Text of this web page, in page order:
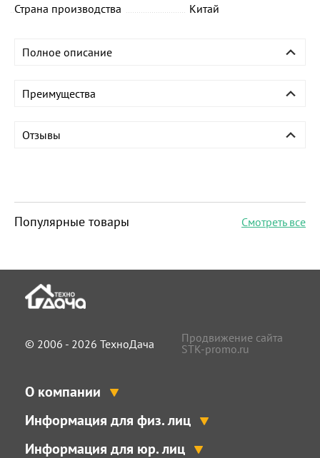
Страна производства
Китай
Полное описание
Преимущества
Отзывы
Популярные товары Смотреть все
© 2006 - 2026 ТехноДача
Продвижение сайта
STK-promo.ru
О компании
Информация для физ. лиц
Информация для юр. лиц